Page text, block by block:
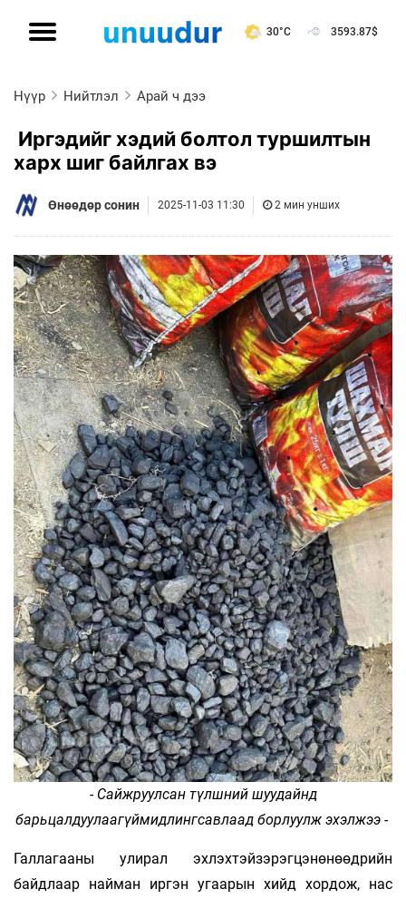
30°C 3593.87$
Нүүр Нийтлэл Арай ч дээ
Иргэдийг хэдий болтол туршилтын
харх шиг байлгах вэ
Өнөөдөр сонин 2025-11-03 11:30 2 мин унших
- Сайжруулсан түлшний шуудайнд
барьцалдуулаагүймидлингсавлаад борлуулж эхэлжээ -
Галлагааны улирал эхлэхтэйзэрэгцэнөнөөдрийн
байдлаар найман иргэн угаарын хийд хордож, нас